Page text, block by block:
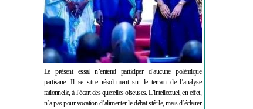
Le présent essai n’entend participer d’aucune polémique
partisane. Il se situe résolument sur le terrain de l’analyse
rationnelle, à l’écart des querelles oiseuses. L’intellectuel, en effet,
n’a pas pour vocation d’alimenter le débat stérile, mais d’éclairer